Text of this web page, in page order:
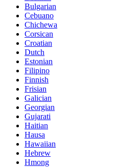
Bulgarian
Cebuano
Chichewa
Corsican
Croatian
Dutch
Estonian
Filipino
Finnish
Frisian
Galician
Georgian
Gujarati
Haitian
Hausa
Hawaiian
Hebrew
Hmong